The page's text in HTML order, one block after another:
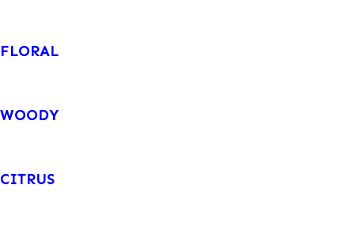
FLORAL
WOODY
CITRUS